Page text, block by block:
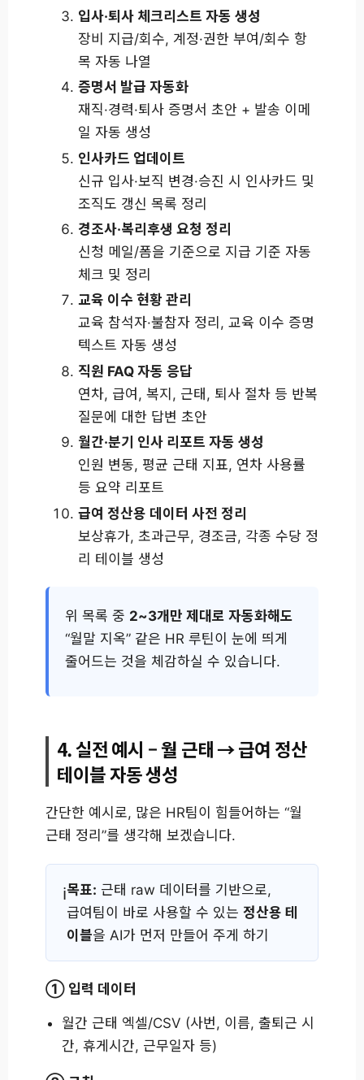
입사·퇴사 체크리스트 자동 생성
장비 지급/회수, 계정·권한 부여/회수 항
목 자동 나열
증명서 발급 자동화
재직·경력·퇴사 증명서 초안 + 발송 이메
일 자동 생성
인사카드 업데이트
신규 입사·보직 변경·승진 시 인사카드 및
조직도 갱신 목록 정리
경조사·복리후생 요청 정리
신청 메일/폼을 기준으로 지급 기준 자동
체크 및 정리
교육 이수 현황 관리
교육 참석자·불참자 정리, 교육 이수 증명
텍스트 자동 생성
직원 FAQ 자동 응답
연차, 급여, 복지, 근태, 퇴사 절차 등 반복
질문에 대한 답변 초안
월간·분기 인사 리포트 자동 생성
인원 변동, 평균 근태 지표, 연차 사용률
등 요약 리포트
급여 정산용 데이터 사전 정리
보상휴가, 초과근무, 경조금, 각종 수당 정
리 테이블 생성
위 목록 중 2~3개만 제대로 자동화해도
“월말 지옥” 같은 HR 루틴이 눈에 띄게
줄어드는 것을 체감하실 수 있습니다.
4. 실전 예시 – 월 근태 → 급여 정산
테이블 자동 생성
간단한 예시로, 많은 HR팀이 힘들어하는 “월
근태 정리”를 생각해 보겠습니다.
목표: 근태 raw 데이터를 기반으로,
급여팀이 바로 사용할 수 있는 정산용 테
이블을 AI가 먼저 만들어 주게 하기
① 입력 데이터
월간 근태 엑셀/CSV (사번, 이름, 출퇴근 시
간, 휴게시간, 근무일자 등)